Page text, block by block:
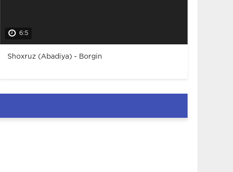
6:5
Shoxruz (Abadiya) - Borgin